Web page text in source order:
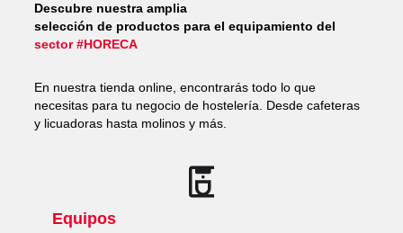
Descubre nuestra amplia
selección de productos para el equipamiento del
sector #HORECA
En nuestra tienda online, encontrarás todo lo que
necesitas para tu negocio de hostelería. Desde cafeteras
y licuadoras hasta molinos y más.
Equipos